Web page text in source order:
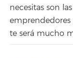
necesitas son
te será mucho